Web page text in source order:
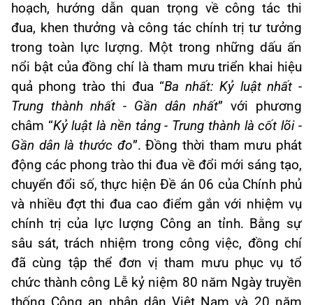
hoạch, hướng dẫn quan trọng về công tác thi
đua, khen thưởng và công tác chính trị tư tưởng
trong toàn lực lượng. Một trong những dấu ấn
nổi bật của đồng chí là tham mưu triển khai hiệu
quả phong trào thi đua “Ba nhất: Kỷ luật nhất -
Trung thành nhất - Gần dân nhất” với phương
châm “Kỷ luật là nền tảng - Trung thành là cốt lõi -
Gần dân là thước đo”. Đồng thời tham mưu phát
động các phong trào thi đua về đổi mới sáng tạo,
chuyển đổi số, thực hiện Đề án 06 của Chính phủ
và nhiều đợt thi đua cao điểm gắn với nhiệm vụ
chính trị của lực lượng Công an tỉnh. Bằng sự
sâu sát, trách nhiệm trong công việc, đồng chí
đã cùng tập thể đơn vị tham mưu phục vụ tổ
chức thành công Lễ kỷ niệm 80 năm Ngày truyền